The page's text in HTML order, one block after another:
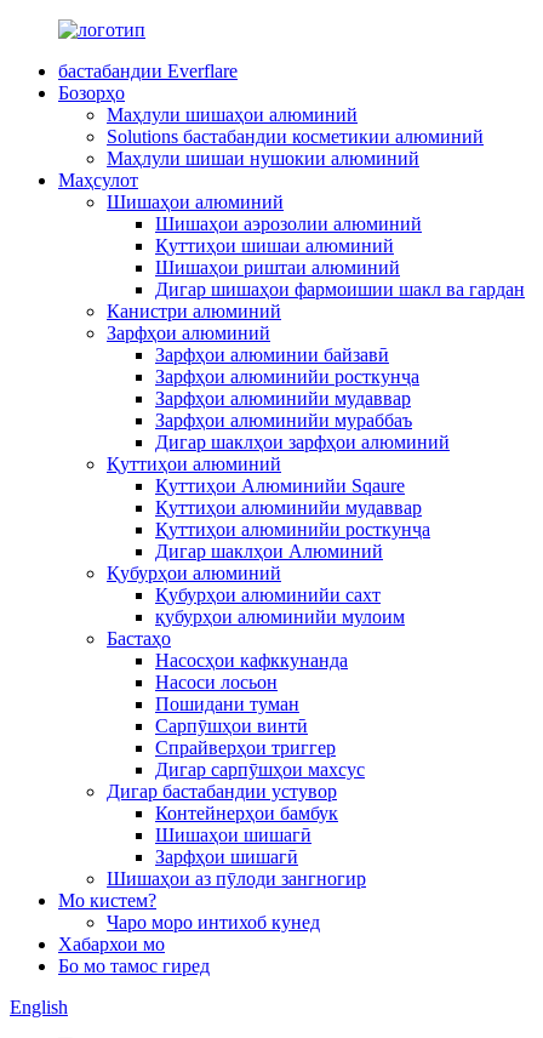
бастабандии Everflare
Бозорҳо
Маҳлули шишаҳои алюминий
Solutions бастабандии косметикии алюминий
Маҳлули шишаи нушокии алюминий
Маҳсулот
Шишаҳои алюминий
Шишаҳои аэрозолии алюминий
Қуттиҳои шишаи алюминий
Шишаҳои риштаи алюминий
Дигар шишаҳои фармоишии шакл ва гардан
Канистри алюминий
Зарфҳои алюминий
Зарфҳои алюминии байзавӣ
Зарфҳои алюминийи росткунҷа
Зарфҳои алюминийи мудаввар
Зарфҳои алюминийи мураббаъ
Дигар шаклҳои зарфҳои алюминий
Қуттиҳои алюминий
Қуттиҳои Алюминийи Sqaure
Қуттиҳои алюминийи мудаввар
Қуттиҳои алюминийи росткунҷа
Дигар шаклҳои Алюминий
Қубурҳои алюминий
Қубурҳои алюминийи сахт
қубурҳои алюминийи мулоим
Бастаҳо
Насосҳои кафккунанда
Насоси лосьон
Пошидани туман
Сарпӯшҳои винтӣ
Спрайверҳои триггер
Дигар сарпӯшҳои махсус
Дигар бастабандии устувор
Контейнерҳои бамбук
Шишаҳои шишагӣ
Зарфҳои шишагӣ
Шишаҳои аз пӯлоди зангногир
Мо кистем?
Чаро моро интихоб кунед
Хабархои мо
Бо мо тамос гиред
English